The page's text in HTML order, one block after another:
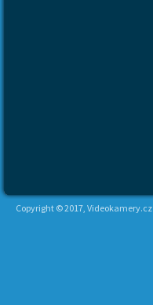
Copyright © 2017, Videokamery.cz